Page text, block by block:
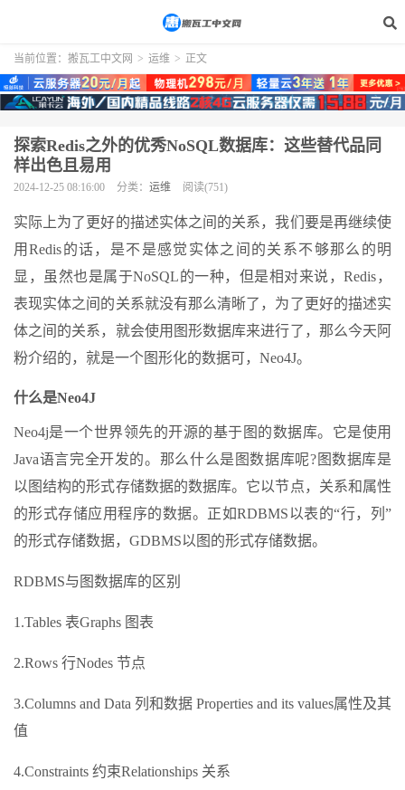
当前位置： 搬瓦工中文网 > 运维 > 正文
探索Redis之外的优秀NoSQL数据库：这些替代品同
样出色且易用
2024-12-25 08:16:00 分类： 运维 阅读(751)
实际上为了更好的描述实体之间的关系，我们要是再继续使
用Redis的话，是不是感觉实体之间的关系不够那么的明
显，虽然也是属于NoSQL的一种，但是相对来说，Redis，
表现实体之间的关系就没有那么清晰了，为了更好的描述实
体之间的关系，就会使用图形数据库来进行了，那么今天阿
粉介绍的，就是一个图形化的数据可，Neo4J。
什么是Neo4J
Neo4j是一个世界领先的开源的基于图的数据库。它是使用
Java语言完全开发的。那么什么是图数据库呢?图数据库是
以图结构的形式存储数据的数据库。它以节点，关系和属性
的形式存储应用程序的数据。正如RDBMS以表的“行，列”
的形式存储数据，GDBMS以图的形式存储数据。
RDBMS与图数据库的区别
1.Tables 表Graphs 图表
2.Rows 行Nodes 节点
3.Columns and Data 列和数据 Properties and its values属性及其
值
4.Constraints 约束Relationships 关系